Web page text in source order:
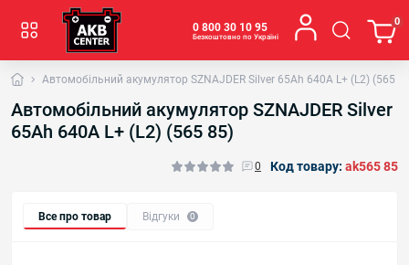
0 800 30 10 95
Безкоштовно по Україні
0
Автомобільний акумулятор SZNAJDER Silver 65Ah 640A L+ (L2) (565
Автомобільний акумулятор SZNAJDER Silver
65Ah 640A L+ (L2) (565 85)
0 Код товару: ak565 85
Все про товар Відгуки 0